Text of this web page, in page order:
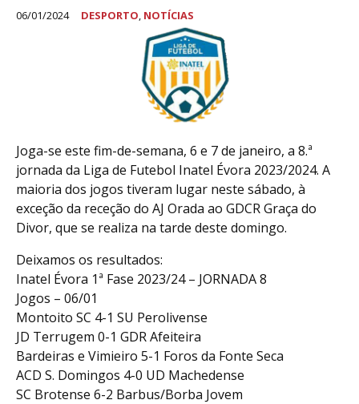
06/01/2024 DESPORTO, NOTÍCIAS
Joga-se este fim-de-semana, 6 e 7 de janeiro, a 8.ª
jornada da Liga de Futebol Inatel Évora 2023/2024. A
maioria dos jogos tiveram lugar neste sábado, à
exceção da receção do AJ Orada ao GDCR Graça do
Divor, que se realiza na tarde deste domingo.
Deixamos os resultados:
Inatel Évora 1ª Fase 2023/24 – JORNADA 8
Jogos – 06/01
Montoito SC 4-1 SU Perolivense
JD Terrugem 0-1 GDR Afeiteira
Bardeiras e Vimieiro 5-1 Foros da Fonte Seca
ACD S. Domingos 4-0 UD Machedense
SC Brotense 6-2 Barbus/Borba Jovem